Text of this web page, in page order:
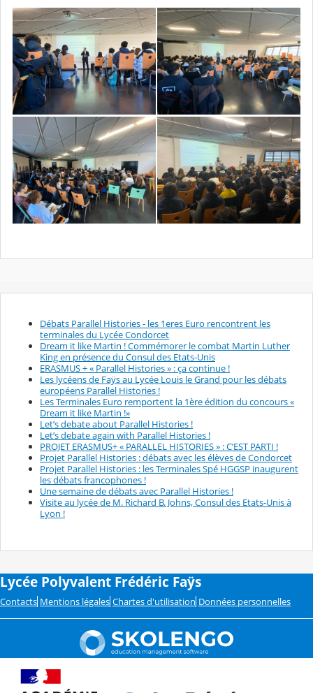
Débats Parallel Histories - les 1eres Euro rencontrent les
terminales du Lycée Condorcet
Dream it like Martin ! Commémorer le combat Martin Luther
King en présence du Consul des Etats-Unis
ERASMUS + « Parallel Histories » : ça continue !
Les lycéens de Faÿs au Lycée Louis le Grand pour les débats
européens Parallel Histories !
Les Terminales Euro remportent la 1ère édition du concours «
Dream it like Martin !»
Let’s debate about Parallel Histories !
Let’s debate again with Parallel Histories !
PROJET ERASMUS+ « PARALLEL HISTORIES » : C’EST PARTI !
Projet Parallel Histories : débats avec les élèves de Condorcet
Projet Parallel Histories : les Terminales Spé HGGSP inaugurent
les débats francophones !
Une semaine de débats avec Parallel Histories !
Visite au lycée de M. Richard B. Johns, Consul des Etats-Unis à
Lyon !
Lycée Polyvalent Frédéric Faÿs
Contacts Mentions légales Chartes d'utilisation Données personnelles